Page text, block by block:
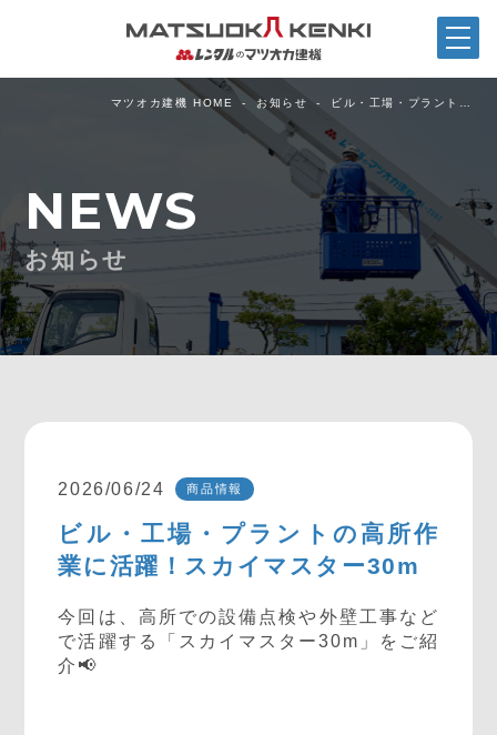
マツオカ建機 HOME お知らせ ビル・工場・プラント…
NEWS
お知らせ
2026/06/24 商品情報
ビル・工場・プラントの高所作
業に活躍！スカイマスター30m
今回は、高所での設備点検や外壁工事など
で活躍する「スカイマスター30m」をご紹
介📢